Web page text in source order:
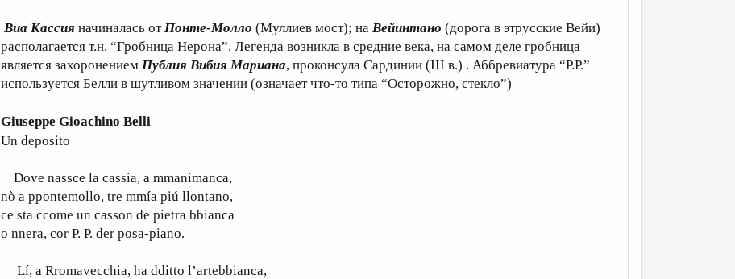
Виа Кассия начиналась отПонте-Молло (Муллиев мост); на Вейинтано (дорога в этрусские Вейи)
располагается т.н. “Гробница Нерона”. Легенда возникла в средние века, на самом деле гробница
является захоронением Публия Вибия Мариана, проконсула Сардинии (III в.) . Аббревиатура “P.P.”
используется Белли в шутливом значении (означает что-то типа “Осторожно, стекло”)
Giuseppe Gioachino Belli
Un deposito
Dove nassce la cassia, a mmanimanca,
nò a ppontemollo, tre mmía piú llontano,
ce sta ccome un casson de pietra bbianca
o nnera, cor P. P. der posa-piano.
Lí, a Rromavecchia, ha dditto l’artebbianca,